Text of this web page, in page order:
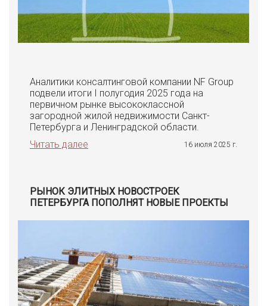
Аналитики консалтинговой компании NF Group
подвели итоги I полугодия 2025 года на
первичном рынке высококлассной
загородной жилой недвижимости Санкт-
Петербурга и Ленинградской области.
Читать далее
16 июля 2025 г.
РЫНОК ЭЛИТНЫХ НОВОСТРОЕК
ПЕТЕРБУРГА ПОПОЛНЯТ НОВЫЕ ПРОЕКТЫ